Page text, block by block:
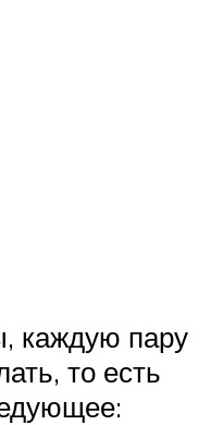
каждую пару
то есть